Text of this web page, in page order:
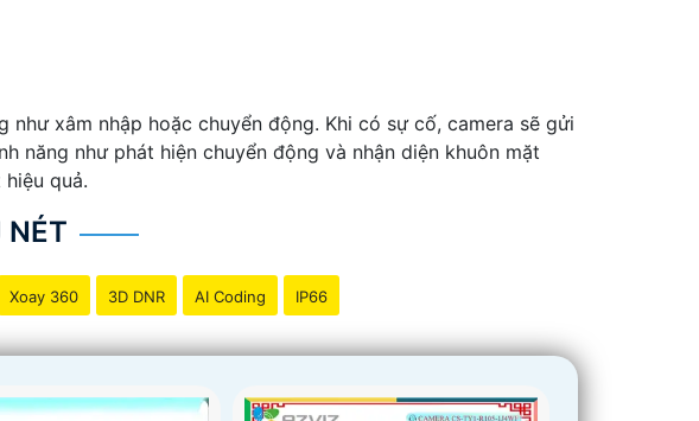
toàn trước mọi tình huống.
sự an tâm và an ninh cho bạn!
xâm nhập hoặc chuyển động. Khi có sự cố, camera sẽ gửi
năng như phát hiện chuyển động và nhận diện khuôn mặt
quả.
NÉT
Xoay 360 3D DNR AI Coding IP66